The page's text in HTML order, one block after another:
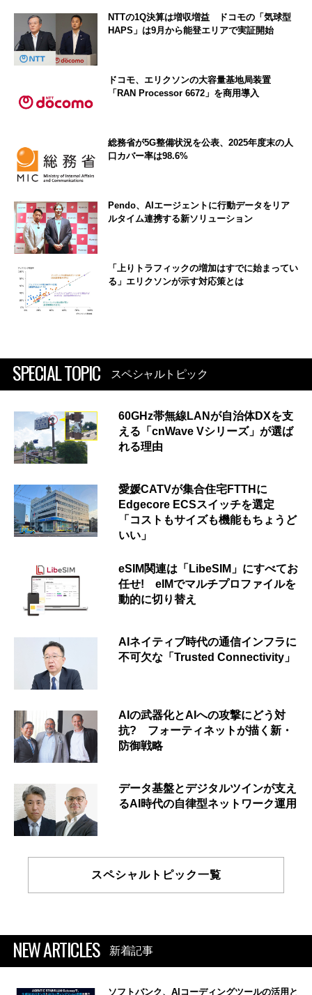
NTTの1Q決算は増収増益 ドコモの「気球型
HAPS」は9月から能登エリアで実証開始
ドコモ、エリクソンの大容量基地局装置
「RAN Processor 6672」を商用導入
総務省が5G整備状況を公表、2025年度末の人
口カバー率は98.6%
Pendo、AIエージェントに行動データをリア
ルタイム連携する新ソリューション
「上りトラフィックの増加はすでに始まってい
る」エリクソンが示す対応策とは
SPECIAL TOPIC スペシャルトピック
60GHz帯無線LANが自治体DXを支
える「cnWave Vシリーズ」が選ば
れる理由
愛媛CATVが集合住宅FTTHに
Edgecore ECSスイッチを選定
「コストもサイズも機能もちょうど
いい」
eSIM関連は「LibeSIM」にすべてお
任せ! eIMでマルチプロファイルを
動的に切り替え
AIネイティブ時代の通信インフラに
不可欠な「Trusted Connectivity」
AIの武器化とAIへの攻撃にどう対
抗? フォーティネットが描く新・
防御戦略
データ基盤とデジタルツインが支え
るAI時代の自律型ネットワーク運用
スペシャルトピック一覧
NEW ARTICLES 新着記事
ソフトバンク、AIコーディングツールの活用と